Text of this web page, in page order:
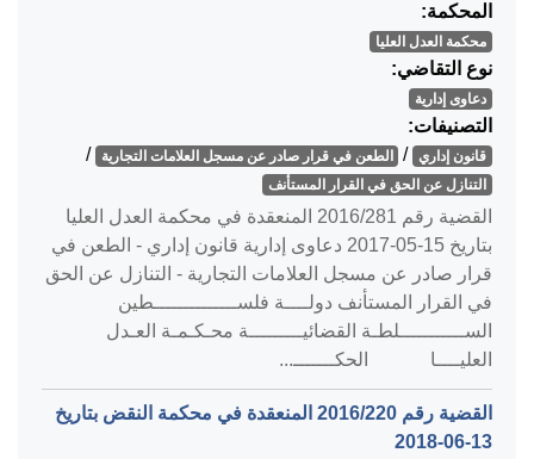
المحكمة:
محكمة العدل العليا
نوع التقاضي:
دعاوى إدارية
التصنيفات:
قانون إداري / الطعن في قرار صادر عن مسجل العلامات التجارية /
التنازل عن الحق في القرار المستأنف
القضية رقم ‎281‏/‎2016‏ المنعقدة في محكمة العدل العليا
بتاريخ ‎2017-05-15‏ دعاوى إدارية قانون إداري - الطعن في
قرار صادر عن مسجل العلامات التجارية - التنازل عن الحق
في القرار المستأنف دولــــة فلســــــــــــــطين
الســـــــــــلطـة القضائيـــــــــة محـكـمـة العـدل
العليــــا الحكـــــــ...
القضية رقم ‎220‏/‎2016‏ المنعقدة في محكمة النقض بتاريخ
‎2018-06-13‏